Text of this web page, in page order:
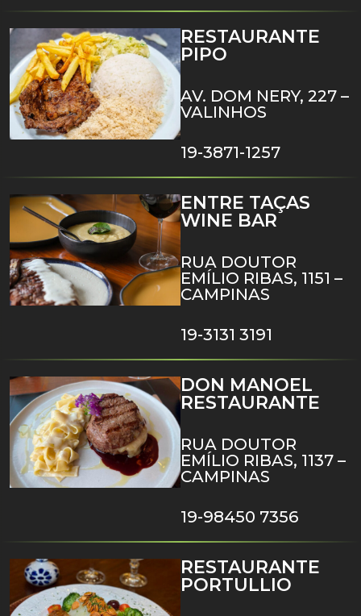
RESTAURANTE
PIPO
AV. DOM NERY, 227 –
VALINHOS
19-3871-1257
ENTRE TAÇAS
WINE BAR
RUA DOUTOR
EMÍLIO RIBAS, 1151 –
CAMPINAS
19-3131 3191
DON MANOEL
RESTAURANTE
RUA DOUTOR
EMÍLIO RIBAS, 1137 –
CAMPINAS
19-98450 7356
RESTAURANTE
PORTULLIO